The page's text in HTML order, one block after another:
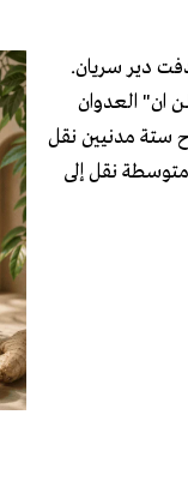
ان" العدوان
إلى استشهاد فتى يبلغ من العمر ١٧ سنة وجرح ستة مدنيين نقل
نقل إلى